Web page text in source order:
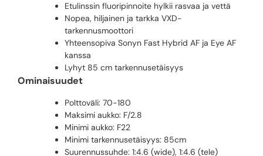
Etulinssin fluoripinnoite hylkii rasvaa ja vettä
Nopea, hiljainen ja tarkka VXD-
tarkennusmoottori
Yhteensopiva Sonyn Fast Hybrid AF ja Eye AF
kanssa
Lyhyt 85 cm tarkennusetäisyys
Ominaisuudet
Polttoväli: 70-180
Maksimi aukko: F/2.8
Minimi aukko: F22
Minimi tarkennusetäisyys: 85cm
Suurennussuhde: 1:4.6 (wide), 1:4.6 (tele)